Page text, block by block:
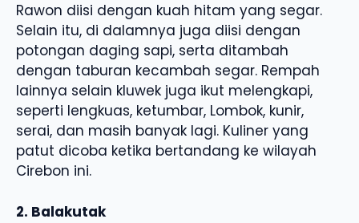
Rawon diisi dengan kuah hitam yang segar.
Selain itu, di dalamnya juga diisi dengan
potongan daging sapi, serta ditambah
dengan taburan kecambah segar. Rempah
lainnya selain kluwek juga ikut melengkapi,
seperti lengkuas, ketumbar, Lombok, kunir,
serai, dan masih banyak lagi. Kuliner yang
patut dicoba ketika bertandang ke wilayah
Cirebon ini.
2. Balakutak